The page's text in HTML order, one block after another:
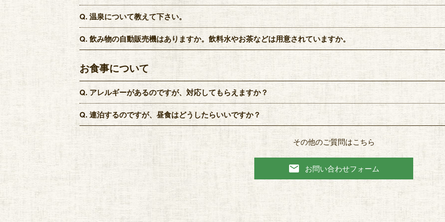
Q.温泉について教えて下さい。
Q.飲み物の自動販売機はありますか。飲料水やお茶などは用意されていますか。
お食事について
Q.アレルギーがあるのですが、対応してもらえますか？
Q.連泊するのですが、昼食はどうしたらいいですか？
その他のご質問はこちら
email お問い合わせフォーム